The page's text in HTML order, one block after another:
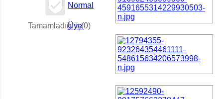
Normal
Üye
Tamamladığı iş(0)